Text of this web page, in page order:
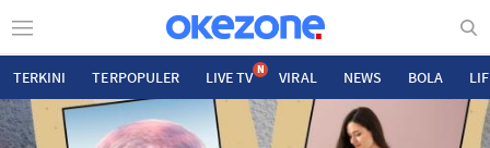
TERKINI TERPOPULER LIVE TV N VIRAL NEWS BOLA